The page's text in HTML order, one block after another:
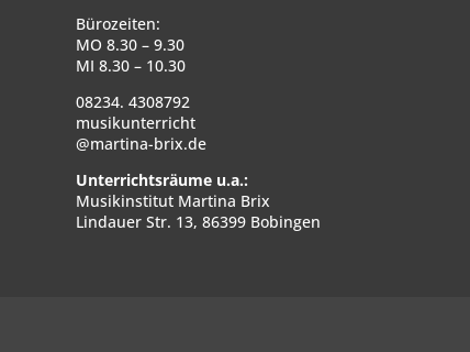
Bürozeiten:
MO 8.30 – 9.30
MI 8.30 – 10.30
08234. 4308792
musikunterricht
@martina-brix.de
Unterrichtsräume u.a.:
Musikinstitut Martina Brix
Lindauer Str. 13, 86399 Bobingen